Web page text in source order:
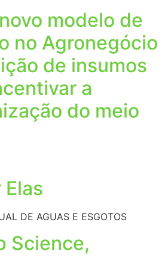
modelo de
no Agronegócio
de insumos
a
do meio
DE AGUAS E ESGOTOS
Science,